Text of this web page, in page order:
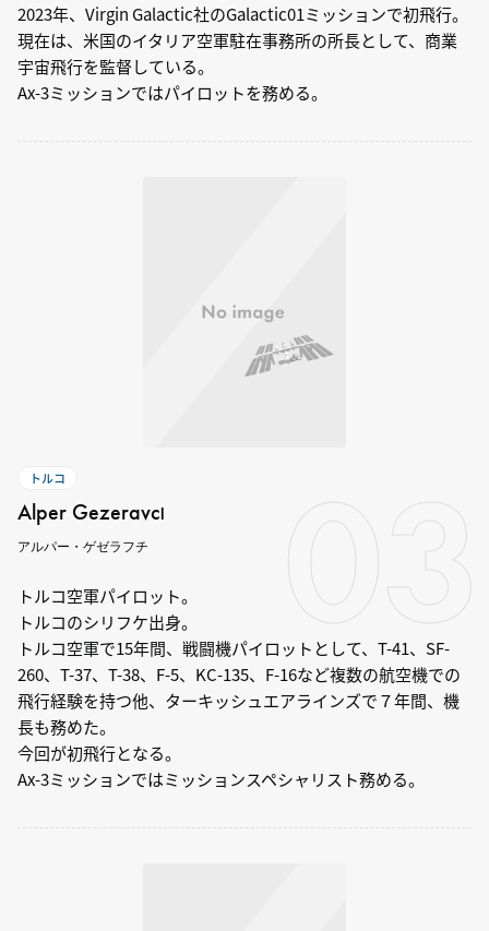
2023年、Virgin Galactic社のGalactic01ミッションで初飛行。
現在は、米国のイタリア空軍駐在事務所の所長として、商業
宇宙飛行を監督している。
Ax-3ミッションではパイロットを務める。
トルコ
Alper Gezeravcı
アルパー・ゲゼラフチ
トルコ空軍パイロット。
トルコのシリフケ出身。
トルコ空軍で15年間、戦闘機パイロットとして、T-41、SF-
260、T-37、T-38、F-5、KC-135、F-16など複数の航空機での
飛行経験を持つ他、ターキッシュエアラインズで７年間、機
長も務めた。
今回が初飛行となる。
Ax-3ミッションではミッションスペシャリスト務める。
03